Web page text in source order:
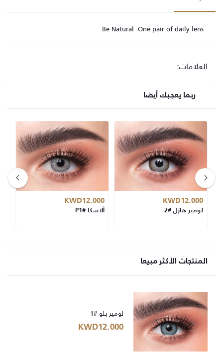
المنتجات الأكثر مبيعا
لومير بلو #1
KWD12.000
Be Natural One pair of daily lens
العلامات:
ربما يعجبك أيضا
KWD12.000
لومير هازل #2
KWD12.000
ألاسكا #P1